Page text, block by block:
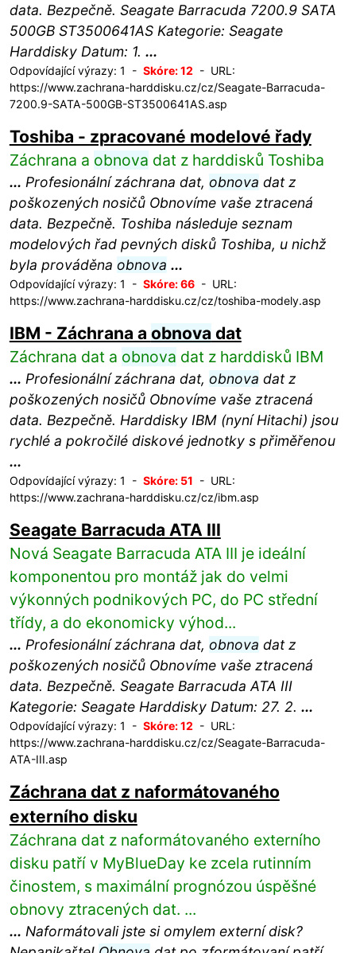
data. Bezpečně. Seagate Barracuda 7200.9 SATA
500GB ST3500641AS Kategorie: Seagate
Harddisky Datum: 1. ...
Odpovídající výrazy: 1 - Skóre: 12- URL:
https://www.zachrana-harddisku.cz/cz/Seagate-Barracuda-
7200.9-SATA-500GB-ST3500641AS.asp
Toshiba - zpracované modelové řady
Záchrana a obnova dat z harddisků Toshiba
... Profesionální záchrana dat, obnova dat z
poškozených nosičů Obnovíme vaše ztracená
data. Bezpečně. Toshiba následuje seznam
modelových řad pevných disků Toshiba, u nichž
byla prováděna obnova ...
Odpovídající výrazy: 1 - Skóre: 66- URL:
https://www.zachrana-harddisku.cz/cz/toshiba-modely.asp
IBM - Záchrana a obnova dat
Záchrana dat a obnova dat z harddisků IBM
... Profesionální záchrana dat, obnova dat z
poškozených nosičů Obnovíme vaše ztracená
data. Bezpečně. Harddisky IBM (nyní Hitachi) jsou
rychlé a pokročilé diskové jednotky s přiměřenou
...
Odpovídající výrazy: 1 - Skóre: 51 - URL:
https://www.zachrana-harddisku.cz/cz/ibm.asp
Seagate Barracuda ATA III
Nová Seagate Barracuda ATA III je ideální
komponentou pro montáž jak do velmi
výkonných podnikových PC, do PC střední
třídy, a do ekonomicky výhod...
... Profesionální záchrana dat, obnova dat z
poškozených nosičů Obnovíme vaše ztracená
data. Bezpečně. Seagate Barracuda ATA III
Kategorie: Seagate Harddisky Datum: 27. 2. ...
Odpovídající výrazy: 1 - Skóre: 12- URL:
https://www.zachrana-harddisku.cz/cz/Seagate-Barracuda-
ATA-III.asp
Záchrana dat z naformátovaného
externího disku
Záchrana dat z naformátovaného externího
disku patří v MyBlueDay ke zcela rutinním
činostem, s maximální prognózou úspěšné
obnovy ztracených dat. ...
... Naformátovali jste si omylem externí disk?